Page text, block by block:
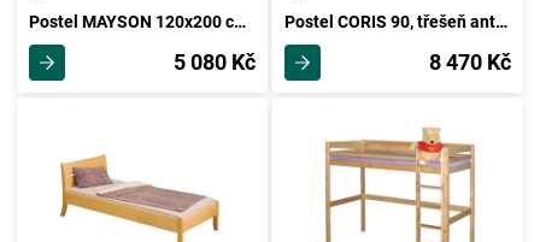
Postel MAYSON 120x200 cm s roštem, masiv borovice/moření dub
5 080 Kč
Postel CORIS 90, třešeň antická/černá, masiv/kov
8 470 Kč